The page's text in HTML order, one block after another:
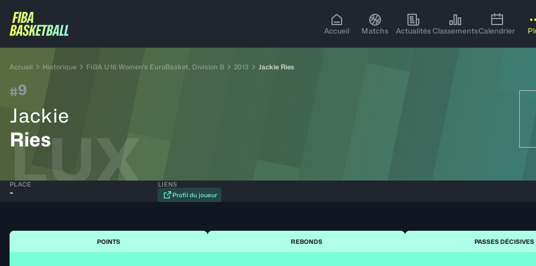
Accueil Matchs Actualités ClassementsCalendrier
Accueil Historique FIBA U16 Women's EuroBasket, Division B 2013 Jackie Ries
#9
Jackie
Ries
LUX
PLACE
-
LIENS
Profil du joueur
POINTS REBONDS PASSES DÉCISIVES